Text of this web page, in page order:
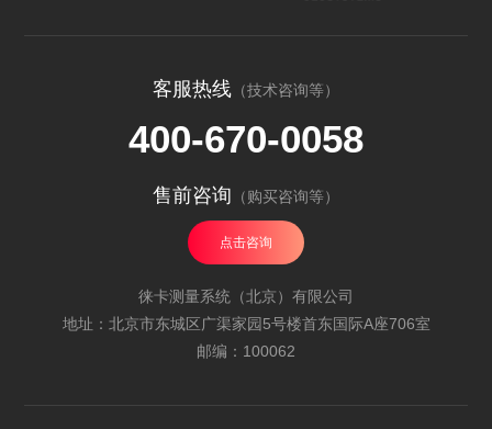
客服热线 （技术咨询等）
400-670-0058
售前咨询 （购买咨询等）
点击咨询
徕卡测量系统（北京）有限公司
地址：北京市东城区广渠家园5号楼首东国际A座706室
邮编：100062